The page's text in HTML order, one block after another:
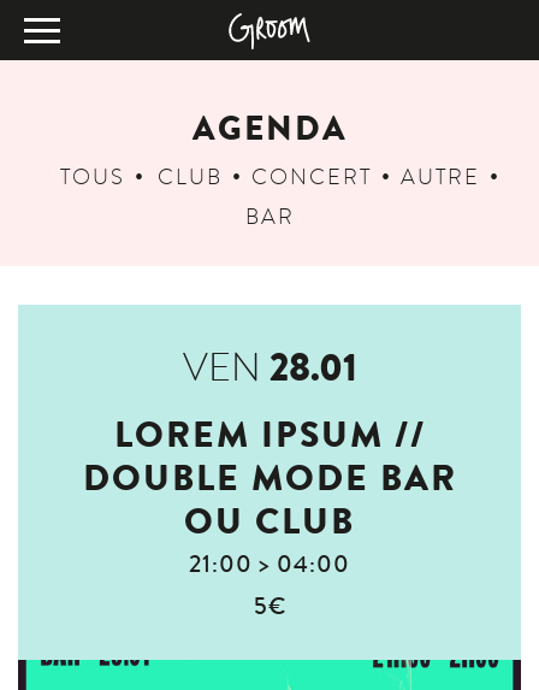
AGENDA
TOUS CLUB CONCERT
AUTRE
BAR
VEN 28.01
LOREM IPSUM //
DOUBLE MODE BAR
OU CLUB
21:00 > 04:00
5€